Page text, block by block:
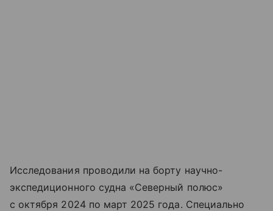
Исследования проводили на борту научно-
экспедиционного судна «Северный полюс»
с октября 2024 по март 2025 года. Специально